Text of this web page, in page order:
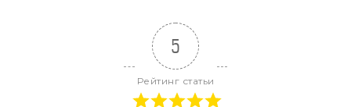
5
Рейтинг статьи